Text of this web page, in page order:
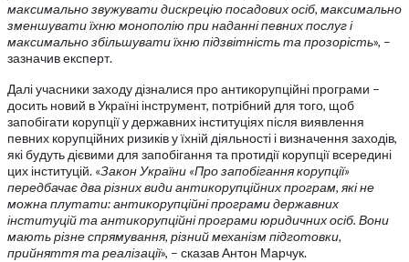
максимально звужувати дискрецію посадових осіб, максимально
зменшувати їхню монополію при наданні певних послуг і
максимально збільшувати їхню підзвітність та прозорість», –
зазначив експерт.
Далі учасники заходу дізналися про антикорупційні програми –
досить новий в Україні інструмент, потрібний для того, щоб
запобігати корупції у державних інституціях після виявлення
певних корупційних ризиків у їхній діяльності і визначення заходів,
які будуть дієвими для запобігання та протидії корупції всередині
цих інституцій. «Закон України «Про запобігання корупції»
передбачає два різних види антикорупційних програм, які не
можна плутати: антикорупційні програми державних
інституцій та антикорупційні програми юридичних осіб. Вони
мають різне спрямування, різний механізм підготовки,
прийняття та реалізації», – сказав Антон Марчук.